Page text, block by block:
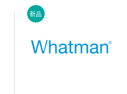
新品